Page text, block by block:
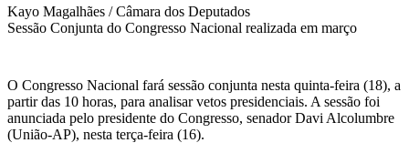
Kayo Magalhães / Câmara dos Deputados
Sessão Conjunta do Congresso Nacional realizada em março
O Congresso Nacional fará sessão conjunta nesta quinta-feira (18), a
partir das 10 horas, para analisar vetos presidenciais. A sessão foi
anunciada pelo presidente do Congresso, senador Davi Alcolumbre
(União-AP), nesta terça-feira (16).